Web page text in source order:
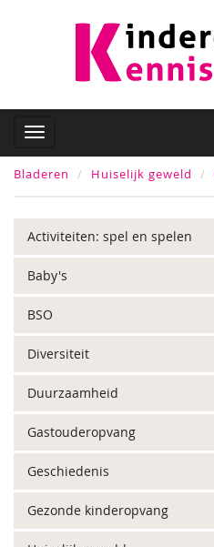
Bladeren Huiselijk geweld
Activiteiten: spel en spelen
Baby's
BSO
Diversiteit
Duurzaamheid
Gastouderopvang
Geschiedenis
Gezonde kinderopvang